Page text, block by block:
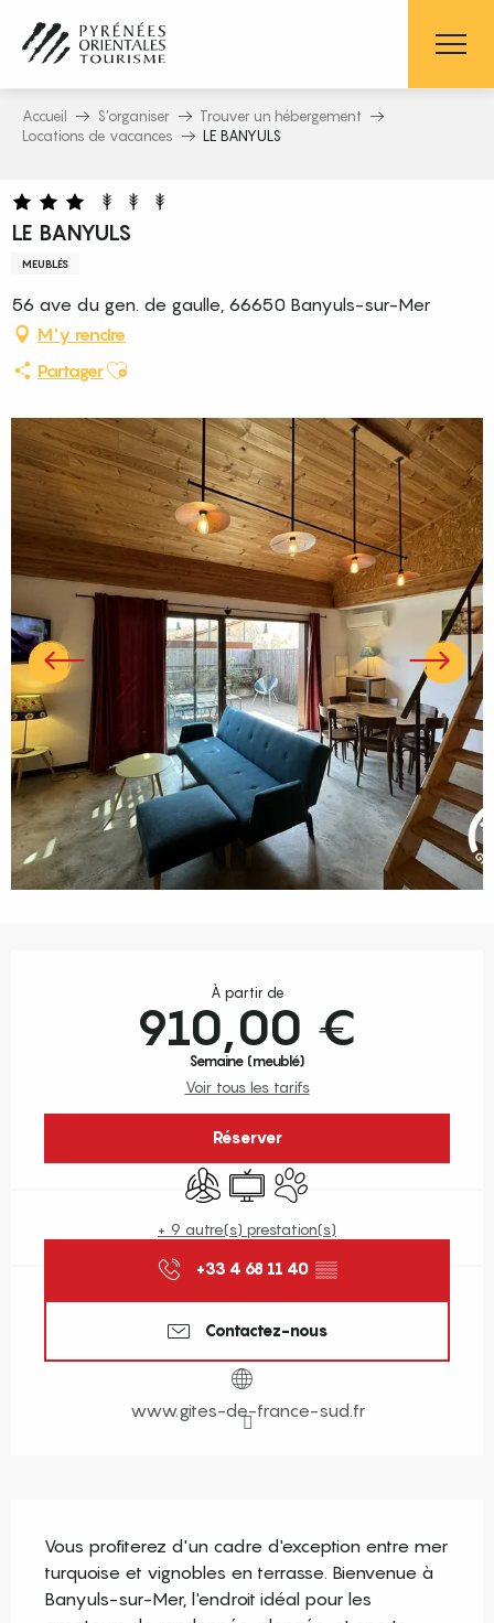
contenu
principal
Accueil S’organiser
Trouver un hébergement
Locations de vacances
LE BANYULS
LE BANYULS
MEUBLÉS
56 ave du gen. de gaulle, 66650 Banyuls-sur-Mer
M'y rendre
PartagerAjouter aux favoris
À partir de
910,00 €
Semaine (meublé)
Voir tous les tarifs
Réserver
Air conditionné
TélévisionAnimaux acceptés
+ 9 autre(s) prestation(s)
+33 4 68 11 40 ▒▒
Contactez-nous
www.gites-de-france-sud.fr
Vous profiterez d'un cadre d'exception entre mer
turquoise et vignobles en terrasse. Bienvenue à
Banyuls-sur-Mer, l'endroit idéal pour les